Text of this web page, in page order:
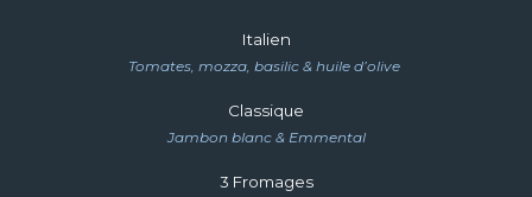
Italien
Tomates, mozza, basilic & huile d’olive
Classique
Jambon blanc & Emmental
3 Fromages